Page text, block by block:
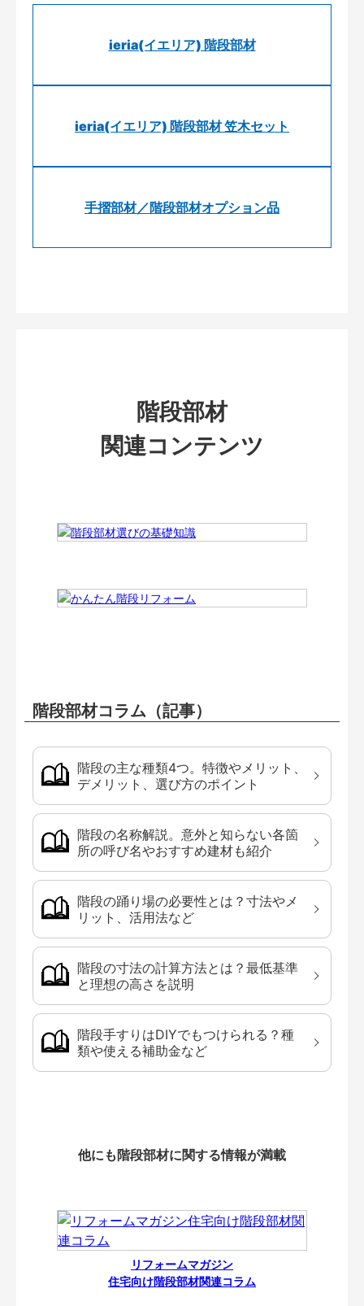
ieria(イエリア) 階段部材
ieria(イエリア) 階段部材 笠木セット
手摺部材／階段部材オプション品
階段部材
関連コンテンツ
階段部材コラム（記事）
階段の主な種類4つ。特徴やメリット、
デメリット、選び方のポイント
階段の名称解説。意外と知らない各箇
所の呼び名やおすすめ建材も紹介
階段の踊り場の必要性とは？寸法やメ
リット、活用法など
階段の寸法の計算方法とは？最低基準
と理想の高さを説明
階段手すりはDIYでもつけられる？種
類や使える補助金など
他にも階段部材に関する情報が満載
リフォームマガジン
住宅向け階段部材関連コラム